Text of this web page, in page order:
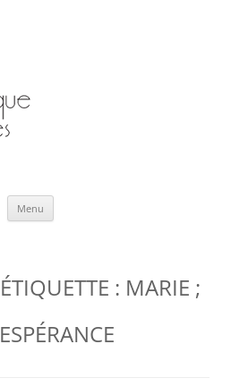
Menu
: MARIE ;